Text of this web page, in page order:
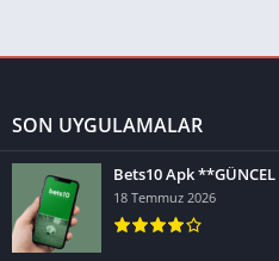
SON UYGULAMALAR
Bets10 Apk
18 Temmuz 2026